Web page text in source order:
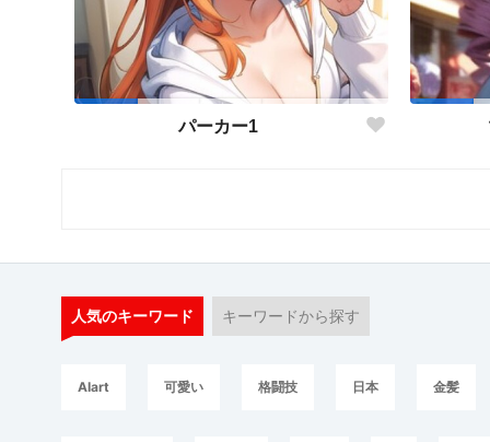
パーカー1
人気のキーワード キーワードから探す
AIart 可愛い 格闘技 日本 金髪